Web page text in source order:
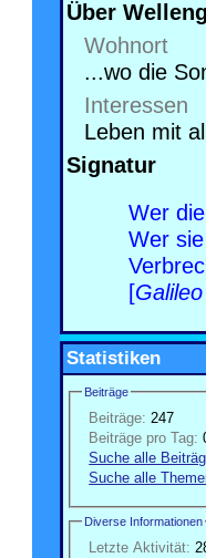
Über
Wohnort
...wo die
Interessen
Leben mit
Signatur
Wer
Wer
[
Statistiken
Beiträge
Beiträge: 247
Beiträge pro Tag:
Suche alle
Suche alle
Diverse Informationen
Letzte Aktivität: